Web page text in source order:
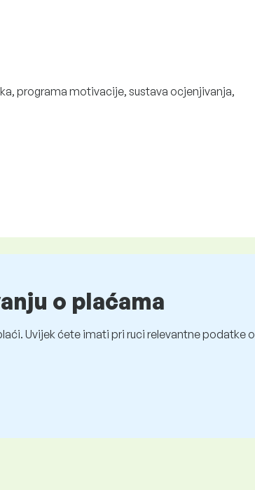
programa motivacije, sustava ocjenjivanja,
o plaćama
Uvijek ćete imati pri ruci relevantne podatke o